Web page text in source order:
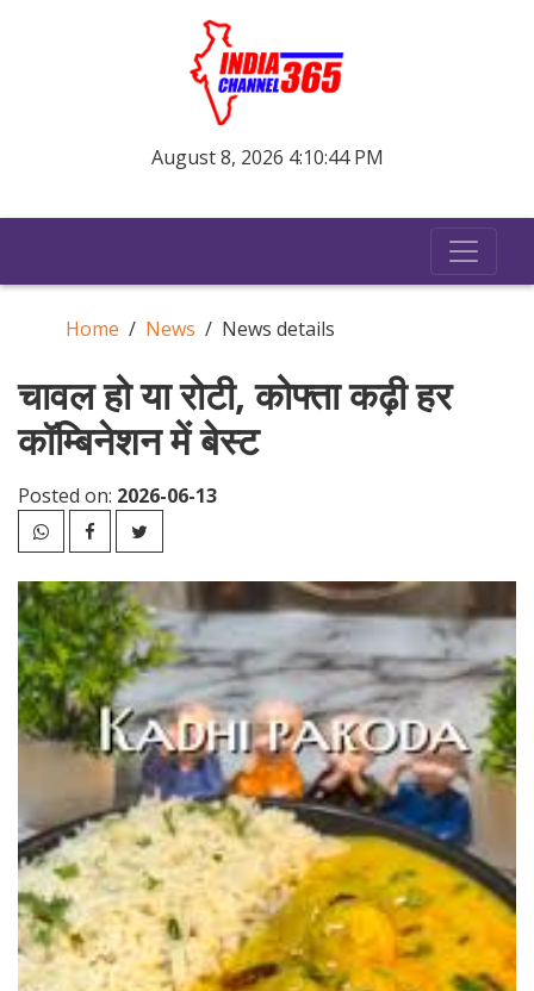
August 8, 2026 4:10:44 PM
Home News News details
चावल हो या रोटी, कोफ्ता कढ़ी हर
कॉम्बिनेशन में बेस्ट
Posted on: 2026-06-13